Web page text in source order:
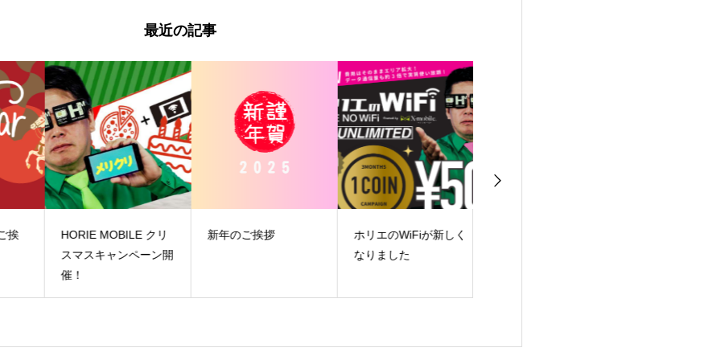
最近の記事
HORIE MOBILE クリ
スマスキャンペーン開
催！
新年のご挨拶
ホリエのWiFiが新しく
なりました